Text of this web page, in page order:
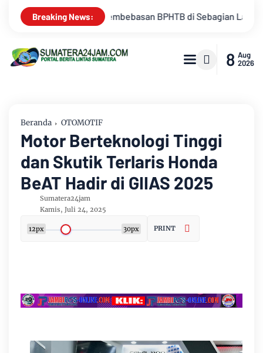
Breaking News:
Lahan Kemarau Memuncak, Debit Sungai Batanghari
8 Aug
2026
Beranda OTOMOTIF
Motor Berteknologi Tinggi
dan Skutik Terlaris Honda
BeAT Hadir di GIIAS 2025
Sumatera24jam
Kamis, Juli 24, 2025
12px 30px PRINT